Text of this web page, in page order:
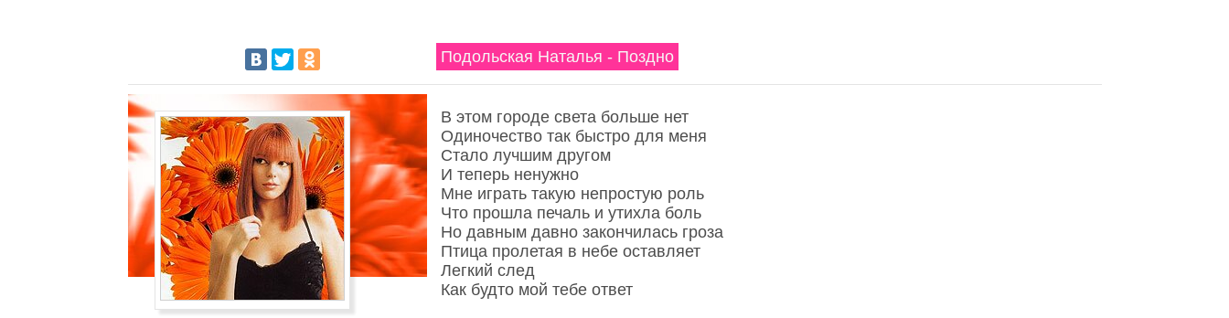
Подольская Наталья - Поздно
В этом городе света больше нет
Одиночество так быстро для меня
Стало лучшим другом
И теперь ненужно
Мне играть такую непростую роль
Что прошла печаль и утихла боль
Но давным давно закончилась гроза
Птица пролетая в небе оставляет
Легкий след
Как будто мой тебе ответ